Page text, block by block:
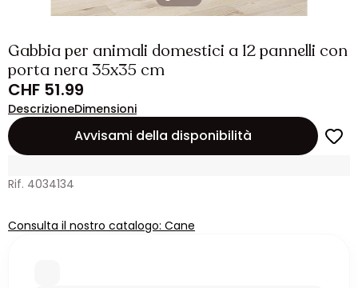
Gabbia per animali domestici a 12 pannelli con
porta nera 35x35 cm
CHF 51.99
DescrizioneDimensioni
Avvisami della disponibilità
Rif. 4034134
Consulta il nostro catalogo: Cane